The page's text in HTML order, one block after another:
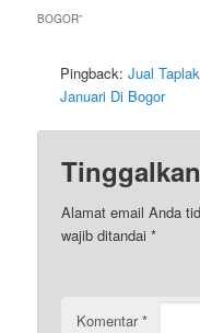
BOGOR”
Pingback:Jual
Januari Di Bogor
Alamat email Anda
wajib ditandai*
Komentar*